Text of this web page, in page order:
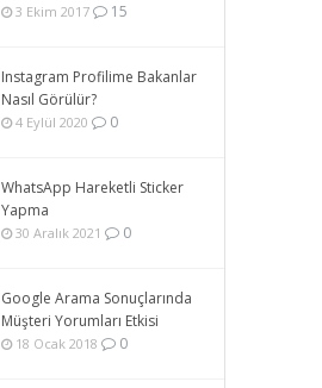
3 Ekim 2017 15
Instagram Profilime Bakanlar
Nasıl Görülür?
4 Eylül 2020 0
WhatsApp Hareketli Sticker
Yapma
30 Aralık 2021 0
Google Arama Sonuçlarında
Müşteri Yorumları Etkisi
18 Ocak 2018 0